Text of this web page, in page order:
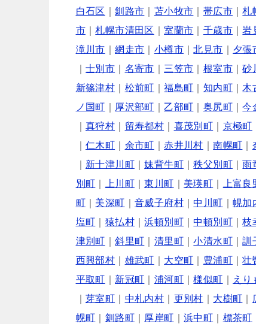
白石区
｜釧路市 苫小牧市 帯広市｜札
市｜札幌市清田区 ｜室蘭市 千歳市｜岩
滝川市 ｜網走市 小樽市｜北見市 夕張
士別市 名寄市 三笠市 根室市｜砂
新篠津村
松前町 ｜福島町 知内町｜ 木
ノ国町
厚沢部町 乙部町 奥尻町｜今
真狩村 留寿都村 喜茂別町 京極町
仁木町 余市町 ｜赤井川村 ｜南幌町
新十津川町｜妹背牛町｜秩父別町｜雨
別町
上川町｜東川町 美瑛町 上富良
町｜ 美深町 音威子府村｜中川町 幌加
塩町
猿払村｜浜頓別町｜中頓別町｜枝
津別町 ｜斜里町 清里町｜小清水町｜訓
西興部村
雄武町 大空町 豊浦町｜壮
平取町
新冠町 浦河町｜様似町 えり
芽室町 中札内村 更別村 大樹町
幌町
釧路町｜ 厚岸町 浜中町 標茶町